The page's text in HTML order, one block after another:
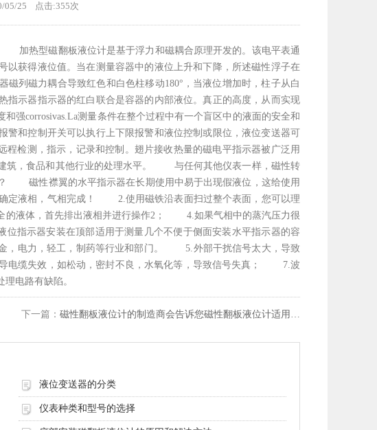
05/25 点击:355次
加热型磁翻板液位计是基于浮力和磁耦合原理开发的。该电平表通
获得液位值。当在测量容器中的液位上升和下降，所述磁性浮子在
列磁力耦合导致红色和白色柱移动180°，当液位增加时，柱子从白
示器指示器的红白联合是容器的内部液位。真正的高度，从而实现
强corrosivas.La测量条件在整个过程中有一个盲区中的液面的安全和
和控制开关可以执行上下限报警和液位控制或限位，液位变送器可
程检测，指示，记录和控制。翅片接收热量的磁电平指示器被广泛用
筑，食品和其他行业的处理水平。 与任何其他仪表一样，磁性转
磁性襟翼的水平指示器在长期使用中易于出现假液位，这给使用
液相，气相完成！ 2.使用磁铁沿表面扫过整个表面，您可以理
液体，首先排出液相并进行操作2； 4.如果气相中的蒸汽压力很
指示器安装在顶部适用于测量几个不便于侧面安装水平指示器的容
，电力，轻工，制药等行业和部门。 5.外部干扰信号太大，导致
缆失效，如松动，密封不良，水氧化等，导致信号失真； 7.波
电路有缺陷。
磁性翻板液位计的制造商会告诉您磁性翻板液位计适用范围
下一篇：
液位变送器的分类
仪表种类和型号的选择